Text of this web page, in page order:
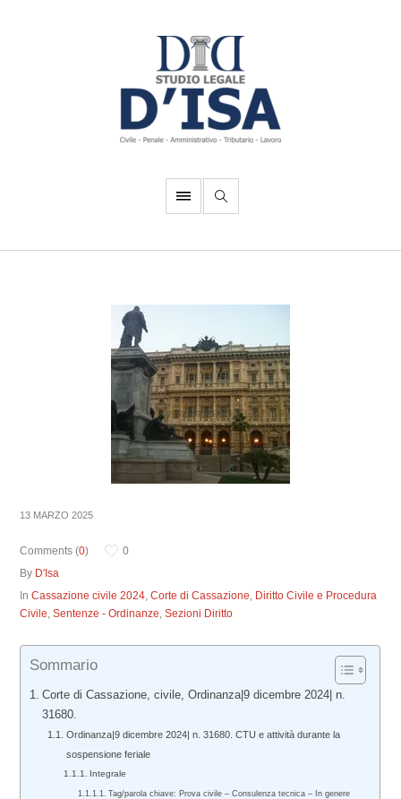
13 MARZO 2025
Comments (0)
0
By D'Isa
InCassazione civile 2024,Corte di Cassazione, Diritto Civile e Procedura
Civile,Sentenze - Ordinanze,Sezioni Diritto
Sommario
Corte di Cassazione, civile, Ordinanza|9 dicembre 2024| n.
31680.
Ordinanza|9 dicembre 2024| n. 31680. CTU e attività durante la
sospensione feriale
Integrale
Tag/parola chiave: Prova civile – Consulenza tecnica – In genere